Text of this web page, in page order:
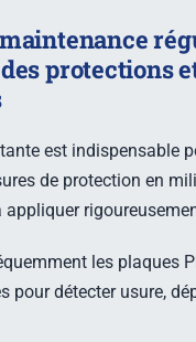
protections
est indispensable
de protection en
les plaques
pour détecter usure,